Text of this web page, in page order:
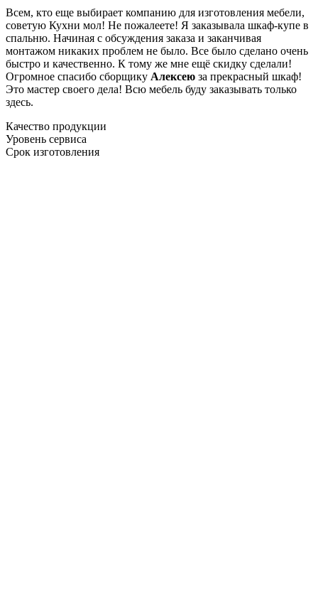
Всем, кто еще выбирает компанию для изготовления мебели,
советую Кухни мол! Не пожалеете! Я заказывала шкаф-купе в
спальню. Начиная с обсуждения заказа и заканчивая
монтажом никаких проблем не было. Все было сделано очень
быстро и качественно. К тому же мне ещё скидку сделали!
Огромное спасибо сборщику Алексею за прекрасный шкаф!
Это мастер своего дела! Всю мебель буду заказывать только
здесь.
Качество продукции
Уровень сервиса
Срок изготовления